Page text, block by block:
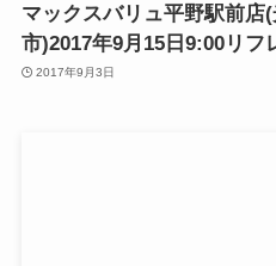
マックスバリュ平野駅前店
市)2017年9月15日9:00リフ
2017年9月3日